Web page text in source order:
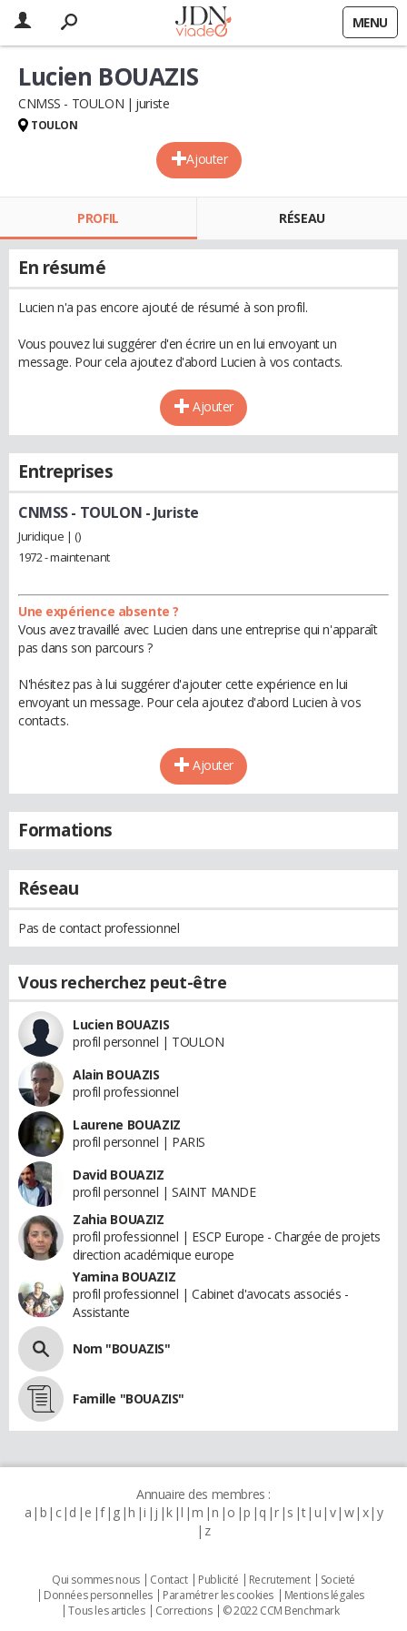
MENU
Ajouter
Lucien BOUAZIS
CNMSS - TOULON juriste
TOULON
PROFIL RÉSEAU
En résumé
Lucien n'a pas encore ajouté de résumé à son profil.
Vous pouvez lui suggérer d'en écrire un en lui envoyant un
message. Pour cela ajoutez d'abord Lucien à vos contacts.
Ajouter
Entreprises
CNMSS - TOULON - Juriste
Juridique | ()
1972 - maintenant
Une expérience absente ?
Vous avez travaillé avec Lucien dans une entreprise qui n'apparaît
pas dans son parcours ?
N'hésitez pas à lui suggérer d'ajouter cette expérience en lui
envoyant un message. Pour cela ajoutez d'abord Lucien à vos
contacts.
Ajouter
Formations
Réseau
Pas de contact professionnel
Vous recherchez peut-être
Lucien BOUAZIS
profil personnel | TOULON
Alain BOUAZIS
profil professionnel
Laurene BOUAZIZ
profil personnel | PARIS
David BOUAZIZ
profil personnel | SAINT MANDE
Zahia BOUAZIZ
profil professionnel | ESCP Europe - Chargée de projets
direction académique europe
Yamina BOUAZIZ
profil professionnel | Cabinet d'avocats associés -
Assistante
Nom "BOUAZIS"
Famille "BOUAZIS"
Annuaire des membres :
a b c d e f g h i j k l m n o p q r s t u v w x y
z
Qui sommes nous Contact Publicité Recrutement
Societé
Données personnelles
Paramétrer les cookies
Mentions légales
Tous les articles
Corrections © 2022 CCM Benchmark